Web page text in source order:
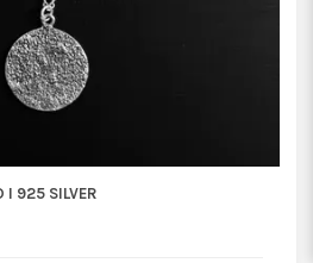
I 925 SILVER